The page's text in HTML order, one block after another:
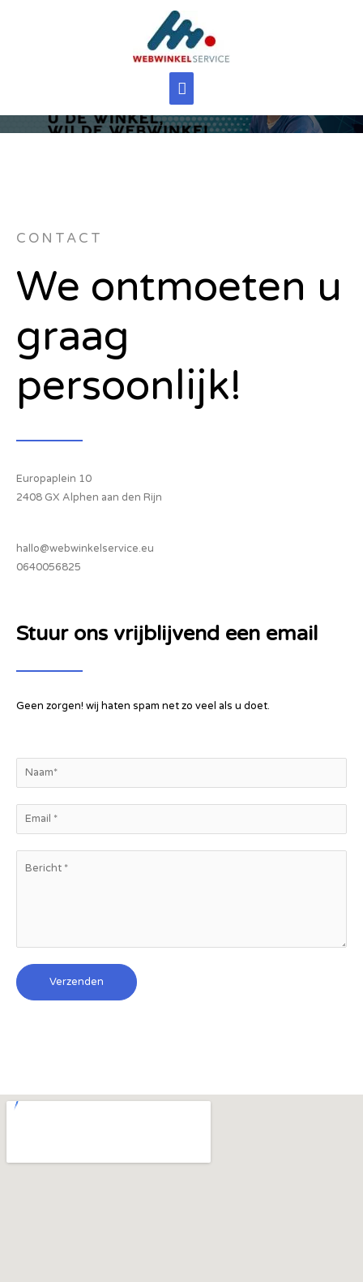
CONTACT
We ontmoeten u
graag
persoonlijk!
Europaplein 10
2408 GX Alphen aan den Rijn
hallo@webwinkelservice.eu
0640056825
Stuur ons vrijblijvend een email
Geen zorgen! wij haten spam net zo veel als u doet.
Verzenden